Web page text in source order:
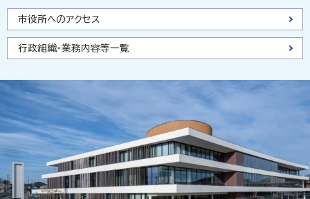
市役所へのアクセス
行政組織・業務内容等一覧